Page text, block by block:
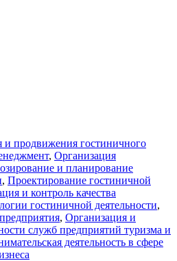
и продвижения гостиничного
, Организация
и планирование
, Проектирование гостиничной
и контроль качества
гостиничной деятельности,
, Организация и
служб предприятий туризма и
деятельность в сфере